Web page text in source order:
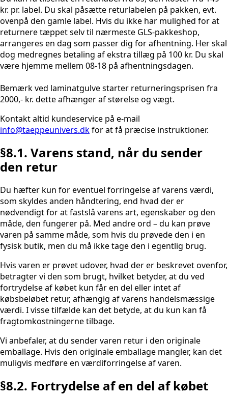
kr. pr. label. Du skal påsætte returlabelen på pakken, evt.
ovenpå den gamle label. Hvis du ikke har mulighed for at
returnere tæppet selv til nærmeste GLS-pakkeshop,
arrangeres en dag som passer dig for afhentning. Her skal
dog medregnes betaling af ekstra tillæg på 100 kr. Du skal
være hjemme mellem 08-18 på afhentningsdagen.
Bemærk ved laminatgulve starter returneringsprisen fra
2000,- kr. dette afhænger af størelse og vægt.
Kontakt altid kundeservice på e-mail
info@taeppeunivers.dkfor at få præcise instruktioner.
§8.1. Varens stand, når du sender
den retur
Du hæfter kun for eventuel forringelse af varens værdi,
som skyldes anden håndtering, end hvad der er
nødvendigt for at fastslå varens art, egenskaber og den
måde, den fungerer på. Med andre ord – du kan prøve
varen på samme måde, som hvis du prøvede den i en
fysisk butik, men du må ikke tage den i egentlig brug.
Hvis varen er prøvet udover, hvad der er beskrevet ovenfor,
betragter vi den som brugt, hvilket betyder, at du ved
fortrydelse af købet kun får en del eller intet af
købsbeløbet retur, afhængig af varens handelsmæssige
værdi. I visse tilfælde kan det betyde, at du kun kan få
fragtomkostningerne tilbage.
Vi anbefaler, at du sender varen retur i den originale
emballage. Hvis den originale emballage mangler, kan det
muligvis medføre en værdiforringelse af varen.
§8.2. Fortrydelse af en del af købet